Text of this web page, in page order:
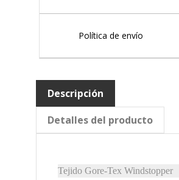
Política de envío
Descripción
Detalles del producto
Tejido Gore-Tex Windstopper